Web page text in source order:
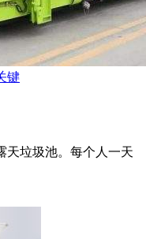
键
天垃圾池。每个人一天